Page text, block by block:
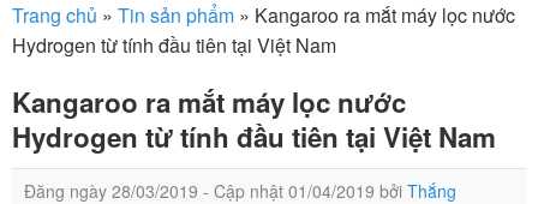
Trang chủ » Tin sản phẩm » Kangaroo ra mắt máy lọc nước
Hydrogen từ tính đầu tiên tại Việt Nam
Kangaroo ra mắt máy lọc nước
Hydrogen từ tính đầu tiên tại Việt Nam
Đăng ngày 28/03/2019 - Cập nhật 01/04/2019 bởi Thắng